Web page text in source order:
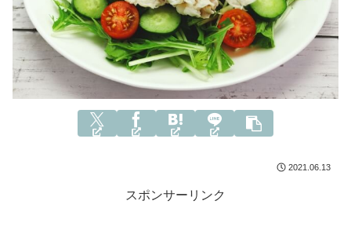
2021.06.13
スポンサーリンク